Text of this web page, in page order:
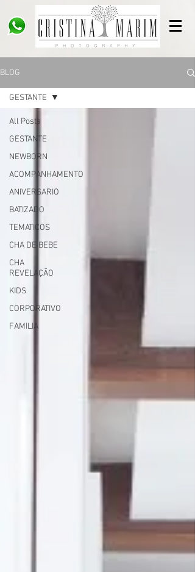
BLOG
All Posts
GESTANTE
NEWBORN
ACOMPANHAMENTO
ANIVERSARIO
BATIZADO
TEMATICOS
CHA DE BEBE
CHA
REVELAÇÃO
KIDS
CORPORATIVO
FAMILIA
GESTANTE